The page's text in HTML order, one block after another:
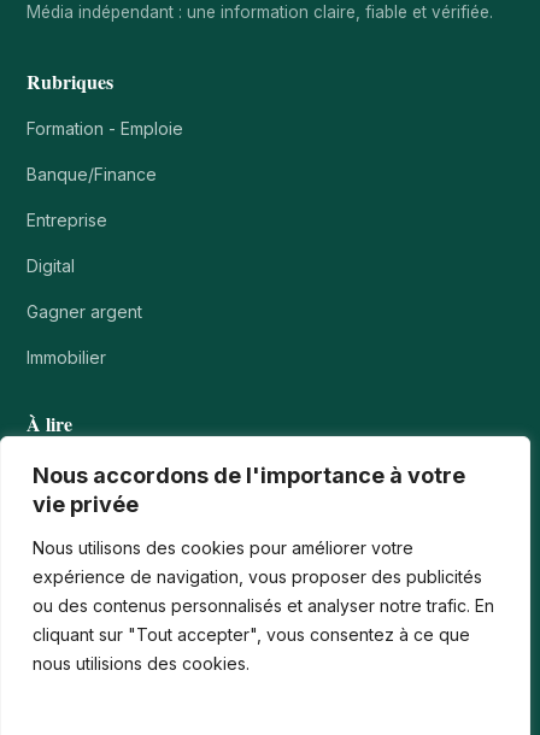
Nous accordons de l'importance à votre
vie privée
Nous utilisons des cookies pour améliorer votre
expérience de navigation, vous proposer des publicités
ou des contenus personnalisés et analyser notre trafic. En
cliquant sur "Tout accepter", vous consentez à ce que
nous utilisions des cookies.
Média indépendant : une information claire, fiable et vérifiée.
Rubriques
Formation - Emploie
Banque/Finance
Entreprise
Digital
Gagner argent
Immobilier
À lire
Tournois casino : comprendre points, rangs et…
Les paiements numériques face aux nouvelles cyberfraudes
Bonus de bienvenue en France : comment…
Casinos iPhone en France : 2026 Guide…
Monter en compétences digitales en entreprise :…